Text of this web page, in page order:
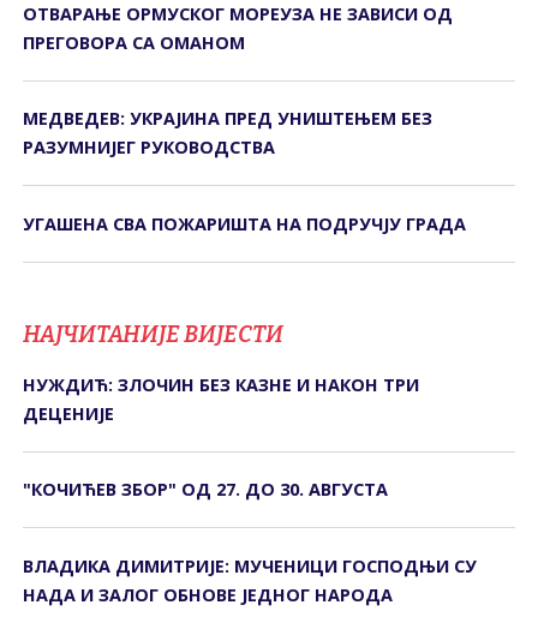
ОТВАРАЊЕ ОРМУСКОГ МОРЕУЗА НЕ ЗАВИСИ ОД
ПРЕГОВОРА СА ОМАНОМ
МЕДВЕДЕВ: УКРАЈИНА ПРЕД УНИШТЕЊЕМ БЕЗ
РАЗУМНИЈЕГ РУКОВОДСТВА
УГАШЕНА СВА ПОЖАРИШТА НА ПОДРУЧЈУ ГРАДА
НАЈЧИТАНИЈЕ ВИЈЕСТИ
НУЖДИЋ: ЗЛОЧИН БЕЗ КАЗНЕ И НАКОН ТРИ
ДЕЦЕНИЈЕ
"КОЧИЋЕВ ЗБОР" ОД 27. ДО 30. АВГУСТА
ВЛАДИКА ДИМИТРИЈЕ: МУЧЕНИЦИ ГОСПОДЊИ СУ
НАДА И ЗАЛОГ ОБНОВЕ ЈЕДНОГ НАРОДА